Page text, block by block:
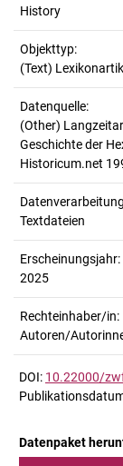
History
Objekttyp:
(Text)
Datenquelle:
(Other)
Geschichte der
Historicum.net
Textdateien
Erscheinungsjahr:
2025
Rechteinhaber/in:
Autoren/
DOI: 10.22000/
Datenpaket